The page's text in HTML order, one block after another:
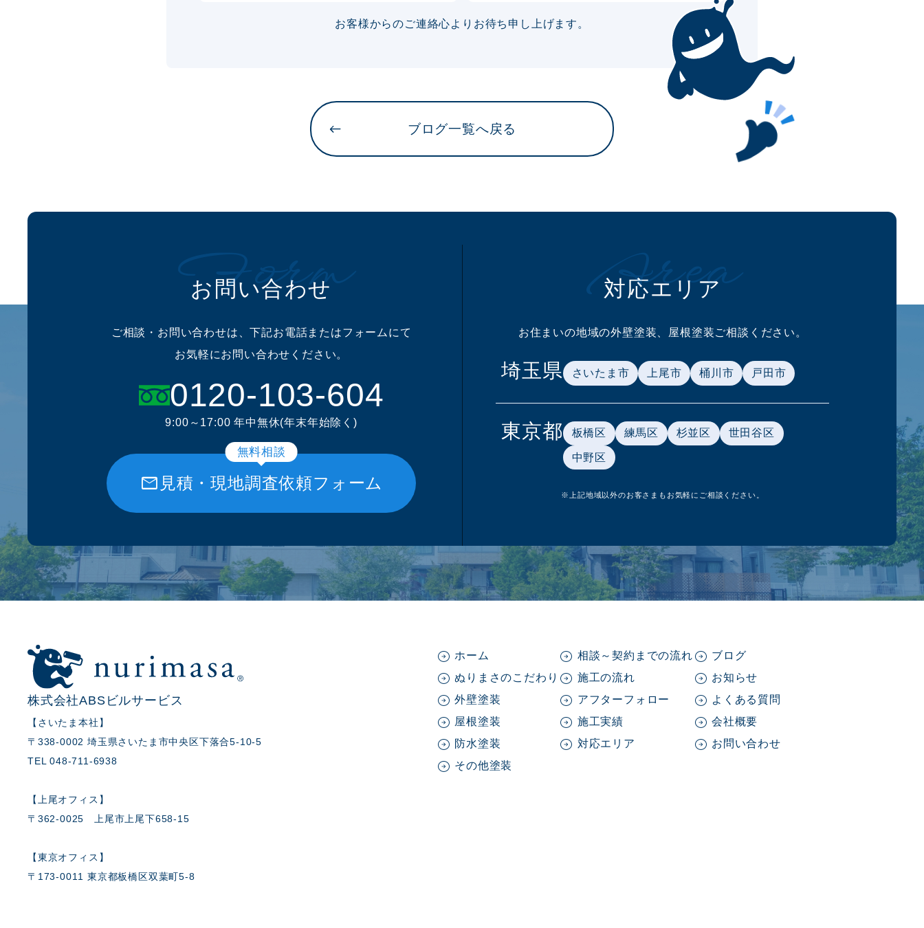
お客様からのご連絡心より お待ち申し上げます。
ブログ一覧へ戻る
お問い合わせ
Form
ご相談・お問い合わせは、下記お電話またはフォームにて
お気軽にお問い合わせください。
0120-103-604
9:00～17:00 年中無休(年末年始除く)
無料相談
mail 見積・現地調査依頼フォーム
対応エリア
Area
お住まいの地域の外壁塗装、 屋根塗装ご相談ください。
埼玉県 さいたま市 上尾市 桶川市 戸田市
東京都 板橋区 練馬区 杉並区 世田谷区
中野区
※上記地域以外のお客さまもお気軽にご相談ください。
株式会社ABSビルサービス
【さいたま本社】
〒338-0002 埼玉県さいたま市中央区下落合5-10-5
TEL 048-711-6938
【上尾オフィス】
〒362-0025 上尾市上尾下658-15
【東京オフィス】
〒173-0011 東京都板橋区双葉町5-8
ホーム
ぬりまさのこだわり
外壁塗装
屋根塗装
防水塗装
その他塗装
相談～契約までの流れ
施工の流れ
アフターフォロー
施工実績
対応エリア
ブログ
お知らせ
よくある質問
会社概要
お問い合わせ